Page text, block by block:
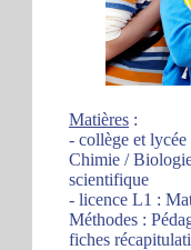
Matières :
- collège et
Chimie /
scientifique
- licence L1 :
Méthodes :
fiches